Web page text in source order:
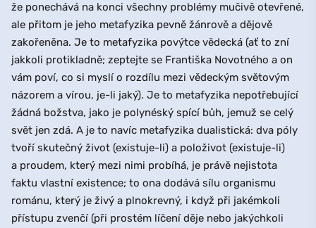
že ponechává na konci všechny problémy mučivě otevřené,
ale přitom je jeho metafyzika pevně žánrově a dějově
zakořeněna. Je to metafyzika povýtce vědecká (ať to zní
jakkoli protikladně; zeptejte se Františka Novotného a on
vám poví, co si myslí o rozdílu mezi vědeckým světovým
názorem a vírou, je-li jaký). Je to metafyzika nepotřebující
žádná božstva, jako je polynéský spící bůh, jemuž se celý
svět jen zdá. A je to navíc metafyzika dualistická: dva póly
tvoří skutečný život (existuje-li) a položivot (existuje-li)
a proudem, který mezi nimi probíhá, je právě nejistota
faktu vlastní existence; to ona dodává sílu organismu
románu, který je živý a plnokrevný, i když při jakémkoli
přístupu zvenčí (při prostém líčení děje nebo jakýchkoli